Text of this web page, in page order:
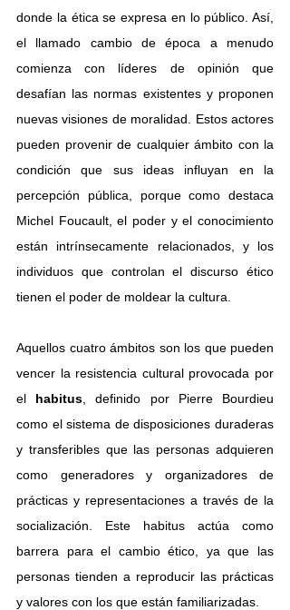
donde la ética se expresa en lo público. Así,
el llamado cambio de época a menudo
comienza con líderes de opinión que
desafían las normas existentes y proponen
nuevas visiones de moralidad. Estos actores
pueden provenir de cualquier ámbito con la
condición que sus ideas influyan en la
percepción pública, porque como destaca
Michel Foucault, el poder y el conocimiento
están intrínsecamente relacionados, y los
individuos que controlan el discurso ético
tienen el poder de moldear la cultura.
Aquellos cuatro ámbitos son los que pueden
vencer la resistencia cultural provocada por
el habitus , definido por Pierre Bourdieu
como el sistema de disposiciones duraderas
y transferibles que las personas adquieren
como generadores y organizadores de
prácticas y representaciones a través de la
socialización. Este habitus actúa como
barrera para el cambio ético, ya que las
personas tienden a reproducir las prácticas
y valores con los que están familiarizadas.